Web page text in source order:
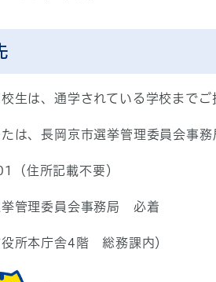
生は、通学されている学校までご
は、長岡京市選挙管理委員会事務
（住所記載不要）
挙管理委員会事務局 必着
役所本庁舎4階 総務課内）